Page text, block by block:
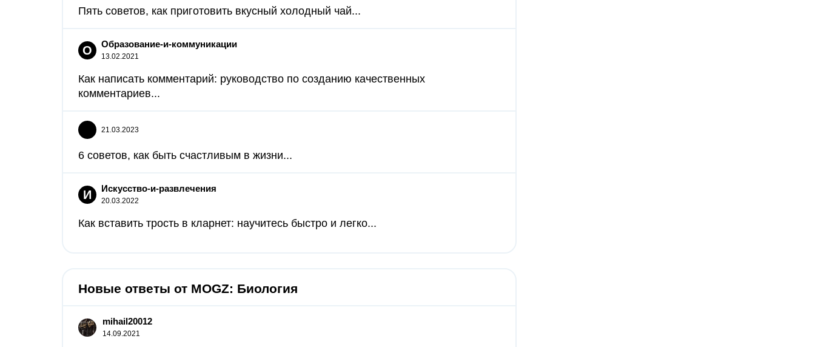
Пять советов, как приготовить вкусный холодный чай...
О Образование-и-коммуникации
13.02.2021
Как написать комментарий: руководство по созданию качественных
комментариев...
21.03.2023
6 советов, как быть счастливым в жизни...
И Искусство-и-развлечения
20.03.2022
Как вставить трость в кларнет: научитесь быстро и легко...
Новые ответы от MOGZ: Биология
mihail20012
14.09.2021